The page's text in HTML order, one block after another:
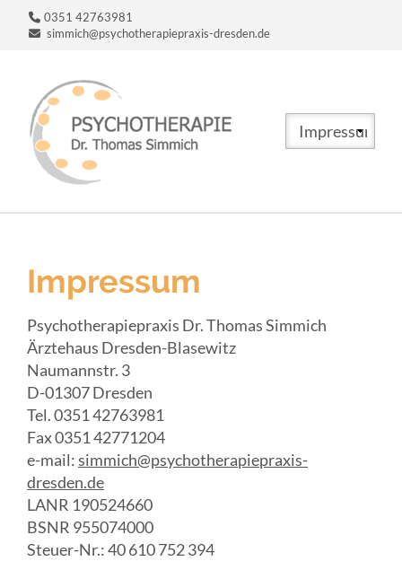
0351 42763981
simmich@psychotherapiepraxis-dresden.de
Zielseite
Impressum
Psychotherapiepraxis Dr. Thomas Simmich
Ärztehaus Dresden-Blasewitz
Naumannstr. 3
D-01307 Dresden
Tel. 0351 42763981
Fax 0351 42771204
e-mail:simmich@psychotherapiepraxis-
dresden.de
LANR 190524660
BSNR 955074000
Steuer-Nr.: 40 610 752 394